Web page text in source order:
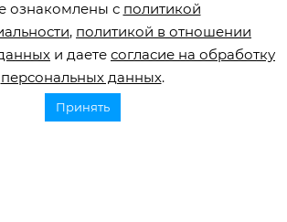
8 800 707 52 29
ознакомлены с политикой
, политикой в отношении
и даете согласие на обработку
персональных данных.
Принять